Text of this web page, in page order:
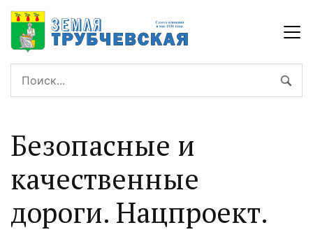
Безопасные и
качественные
дороги. Нацпроект.